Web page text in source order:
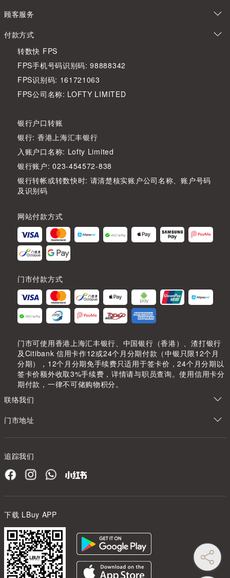
顾客服务
付款方式
转数快 FPS
FPS手机号码识别码: 98888342
FPS识别码: 161721063
FPS公司名称: LOFTY LIMITED
银行户口转账
银行: 香港上海汇丰银行
入账户口名称: Lofty Limited
银行账户: 023-454572-838
银行转帐或转数快时: 请清楚核实账户公司名称、账户号码
及识别码
网站付款方式
门市付款方式
门市可使用香港上海汇丰银行、中国银行（香港）、渣打银行
及Citibank 信用卡作12或24个月分期付款（中银只限12个月
分期），12个月分期免手续费只适用于签卡价，24个月分期以
签卡价额外收取3%手续费，详情请与职员查询。使用信用卡分
期付款，一律不可储购物积分。
联络我们
门市地址
追踪我们
下载 LBuy APP